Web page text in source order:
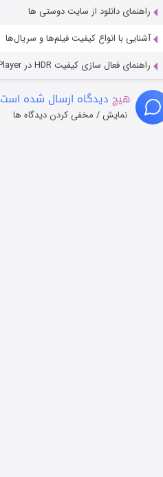
راهنمای دانلود از سایت دوستی ها
آشنایی با انواع کیفیت فیلم‌ها و سریال‌ها
راهنمای فعال سازی کیفیت HDR در PotPlayer
هیچ دیدگاه ارسال شده است
نمایش / مخفی کردن دیدگاه ها